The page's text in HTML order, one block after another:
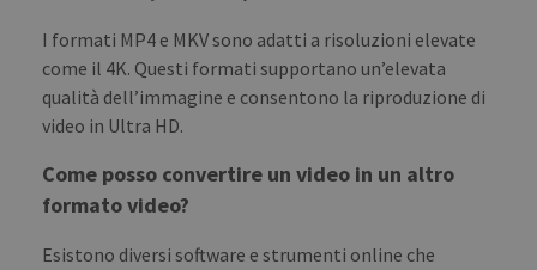
I formati MP4 e MKV sono adatti a risoluzioni elevate
come il 4K. Questi formati supportano un’elevata
qualità dell’immagine e consentono la riproduzione di
video in Ultra HD.
Come posso convertire un video in un altro
formato video?
Esistono diversi software e strumenti online che